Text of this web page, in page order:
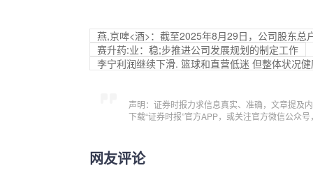
燕,京啤<酒>：截至2025年8月29日，公司股东总
赛升药:业：稳;步推进公司发展规划的制定工作
李宁利润继续下滑. 篮球和直营低迷 但整体状况
声明：证券时报力求信息真实、准确，文章提及
下载“证券时报”官方APP，或关注官方微信公众
网友评论